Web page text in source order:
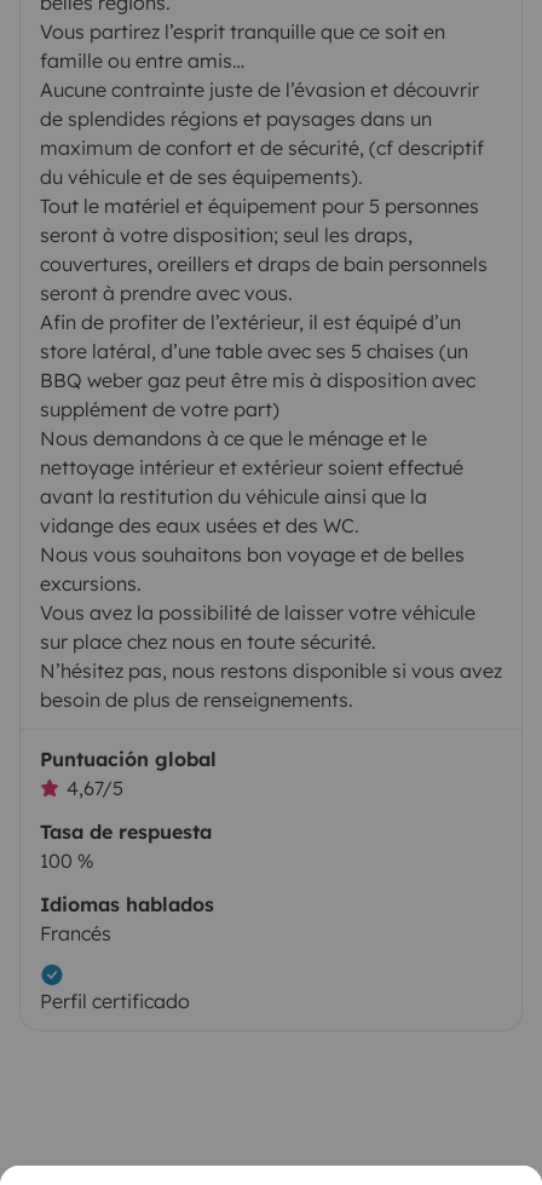
Vous partirez l’esprit tranquille que ce soit en
famille ou entre amis…
Aucune contrainte juste de l’évasion et découvrir
de splendides régions et paysages dans un
maximum de confort et de sécurité, (cf descriptif
du véhicule et de ses équipements).
Tout le matériel et équipement pour 5 personnes
seront à votre disposition; seul les draps,
couvertures, oreillers et draps de bain personnels
seront à prendre avec vous.
Afin de profiter de l’extérieur, il est équipé d’un
store latéral, d’une table avec ses 5 chaises (un
BBQ weber gaz peut être mis à disposition avec
supplément de votre part)
Nous demandons à ce que le ménage et le
nettoyage intérieur et extérieur soient effectué
avant la restitution du véhicule ainsi que la
vidange des eaux usées et des WC.
Nous vous souhaitons bon voyage et de belles
excursions.
Vous avez la possibilité de laisser votre véhicule
sur place chez nous en toute sécurité.
N’hésitez pas, nous restons disponible si vous avez
besoin de plus de renseignements.
Puntuación global
4,67/5
Tasa de respuesta
100 %
Idiomas hablados
Francés
Perfil certificado